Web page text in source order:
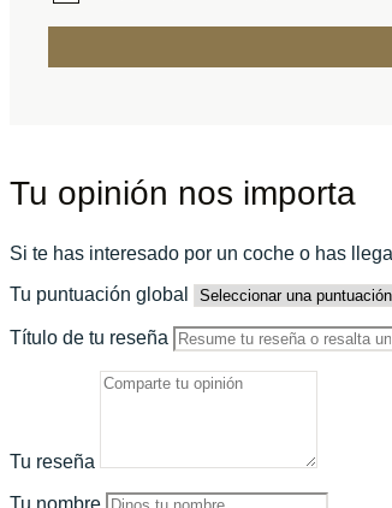
Tu opinión nos importa
Si te has interesado por un coche o has
Tu puntuación global
Título de tu reseña
Tu reseña
Tu nombre